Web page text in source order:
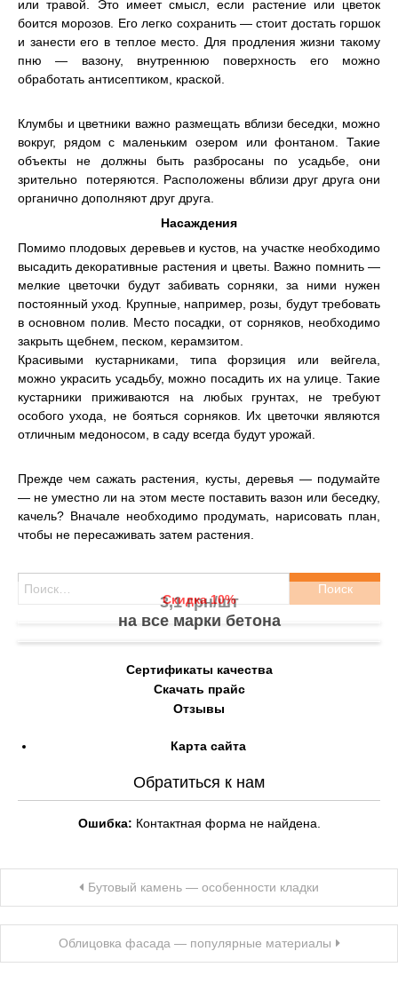
Найти:
3,1 грн/шт
Скидка 10%
на все марки бетона
Сертификаты качества
Скачать прайс
Отзывы
Карта сайта
Обратиться к нам
Ошибка: Контактная форма не найдена.
или травой. Это имеет смысл, если растение или цветок
боится морозов. Его легко сохранить — стоит достать горшок
и занести его в теплое место. Для продления жизни такому
пню — вазону, внутреннюю поверхность его можно
обработать антисептиком, краской.
Клумбы и цветники важно размещать вблизи беседки, можно
вокруг, рядом с маленьким озером или фонтаном. Такие
объекты не должны быть разбросаны по усадьбе, они
зрительно потеряются. Расположены вблизи друг друга они
органично дополняют друг друга.
Насаждения
Помимо плодовых деревьев и кустов, на участке необходимо
высадить декоративные растения и цветы. Важно помнить —
мелкие цветочки будут забивать сорняки, за ними нужен
постоянный уход. Крупные, например, розы, будут требовать
в основном полив. Место посадки, от сорняков, необходимо
закрыть щебнем, песком, керамзитом.
Красивыми кустарниками, типа форзиция или вейгела,
можно украсить усадьбу, можно посадить их на улице. Такие
кустарники приживаются на любых грунтах, не требуют
особого ухода, не бояться сорняков. Их цветочки являются
отличным медоносом, в саду всегда будут урожай.
Прежде чем сажать растения, кусты, деревья — подумайте
— не уместно ли на этом месте поставить вазон или беседку,
качель? Вначале необходимо продумать, нарисовать план,
чтобы не пересаживать затем растения.
Навигация
записям
Бутовый камень — особенности кладки
Облицовка фасада — популярные материалы